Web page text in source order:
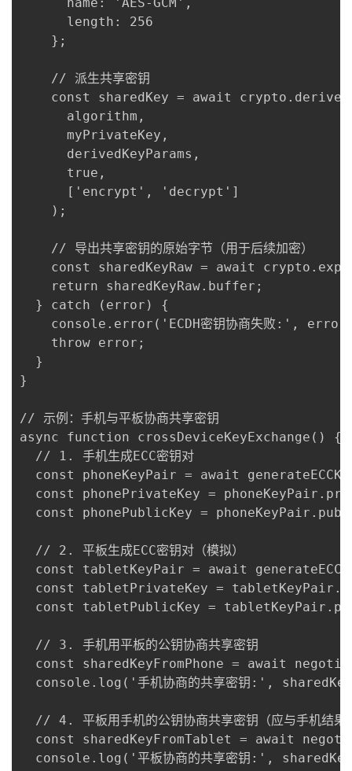
      length: 256
    };
    // 派生共享密钥
const sharedKey = await
      algorithm,
      myPrivateKey,
      derivedKeyParams,
      true,
      ['encrypt', 'decrypt']
    );
    // 导出共享密钥的原始字节（用于后续加密）
const sharedKeyRaw = await
    return sharedKeyRaw.buffer;
  } catch (error) {
console.error('ECDH密钥协商失败:',
    throw error;
  }
}
// 示例：手机与平板协商共享密钥
async function crossDeviceKeyExchange() {
  // 1. 手机生成ECC密钥对
const phoneKeyPair = await
const phonePrivateKey =
const phonePublicKey =
  // 2. 平板生成ECC密钥对（模拟）
const tabletKeyPair = await
const tabletPrivateKey =
const tabletPublicKey =
  // 3. 手机用平板的公钥协商共享密钥
const sharedKeyFromPhone = await
console.log('手机协商的共享密钥:',
// 4. 平板用手机的公钥协商共享密钥（应与手机结果
const sharedKeyFromTablet = await
console.log('平板协商的共享密钥:',